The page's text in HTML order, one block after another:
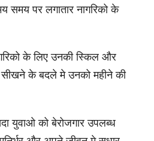
समय पर लगातार नागरिको के
के लिए उनकी स्किल और
सीखने के बदले मे उनको महीने की
युवाओ को बेरोजगार उपलब्ध